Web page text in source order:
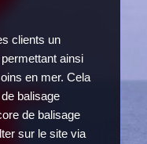
clients un
ainsi
en mer. Cela
balisage
de balisage
sur le site via